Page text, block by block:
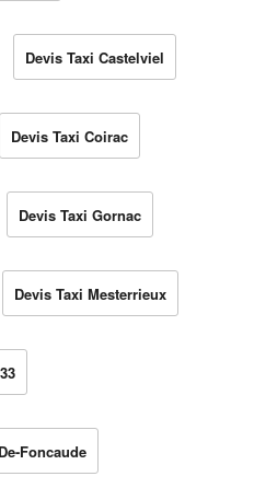
Devis Taxi Castelviel
Devis Taxi Coirac
Devis Taxi Gornac
Devis Taxi Mesterrieux
Foncaude